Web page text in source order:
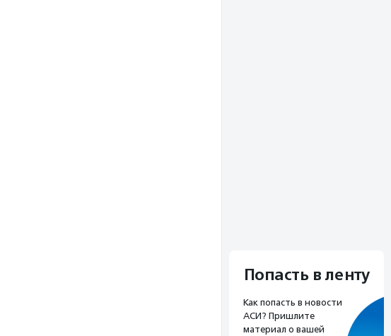
Попасть в ленту
Как попасть в новости
АСИ? Пришлите
материал о вашей